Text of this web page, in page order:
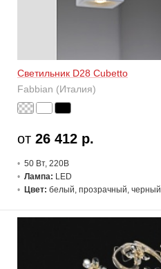
Светильник D28 Cubetto
Fabbian (Италия)
от 26 412 р.
50 Вт, 220В
Лампа: LED
Цвет: белый, прозрачный, черный